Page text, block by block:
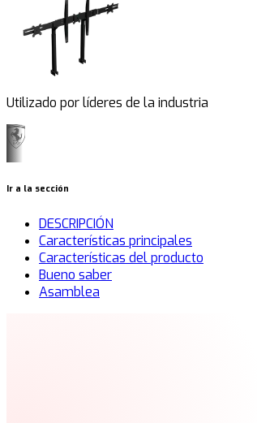
Utilizado por líderes de la industria
Ir a la sección
DESCRIPCIÓN
Características principales
Características del producto
Bueno saber
Asamblea